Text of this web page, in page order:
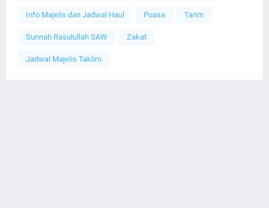
Info Majelis dan Jadwal Haul Puasa Tarim
Sunnah Rasulullah SAW Zakat
Jadwal Majelis Taklim